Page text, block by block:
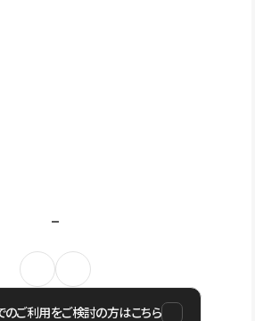
のご利用をご検討の方はこちら